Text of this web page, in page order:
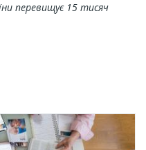
перевищує 15 тисяч